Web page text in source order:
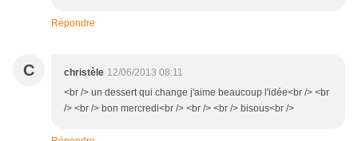
Répondre
C christèle 12/06/2013 08:11
<br /> un dessert qui change j'aime beaucoup l'idée<br /> <br
/> <br /> bon mercredi<br /> <br /> <br /> bisous<br />